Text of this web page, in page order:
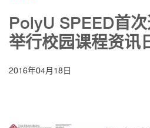
PolyU SPEED首
举行校园课程资讯
2016年04月18日